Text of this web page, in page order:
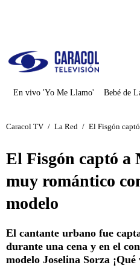
En vivo 'Yo Me Llamo' Bebé de
Caracol TV / La Red / El Fisgón
El Fisgón captó a
muy romántico
modelo
El cantante urbano fue
durante una cena y en el
modelo Joselina Sorza